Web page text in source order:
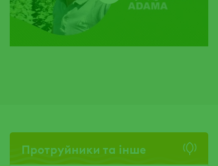
Протруйники та інше